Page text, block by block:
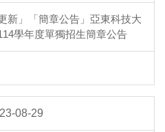
更新」「簡章公告」亞東科技大
學年度單獨招生簡章公告
08-29